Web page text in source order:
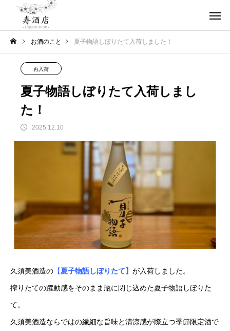
お酒のこと 夏子物語しぼりたて入荷しました！
再入荷
夏子物語しぼりたて入荷しまし
た！
2025.12.10
久須美酒造の 【夏子物語しぼりたて】 が入荷しました。
搾りたての躍動感をそのまま瓶に閉じ込めた夏子物語しぼりた
て。
久須美酒造ならではの繊細な旨味と清涼感が際立つ季節限定酒で